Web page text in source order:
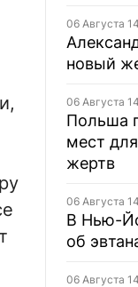
06 Августа
новый
06 Августа
Польша
мест
жертв
06 Августа
В Нью-
об
06 Августа